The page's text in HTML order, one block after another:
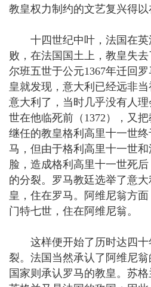
教皇权力制约的文艺复兴得以
十四世纪中叶，法国在英
败，在法国国土上，教皇失
尔班五世于公元1367年迁回
皇就发现，意大利已经远非
意大利了，当时几乎没有人
世在他临死前（1372），又把
继任的教皇格利高里十一世
马，但由于格利高里十一世
脸，造成格利高里十一世死
的分裂。罗马教廷选举了意
皇，住在罗马。阿维尼翁方
门特七世，住在阿维尼翁。
这样便开始了历时达四十
裂。法国当然承认了阿维尼
国家则承认罗马的教皇。苏